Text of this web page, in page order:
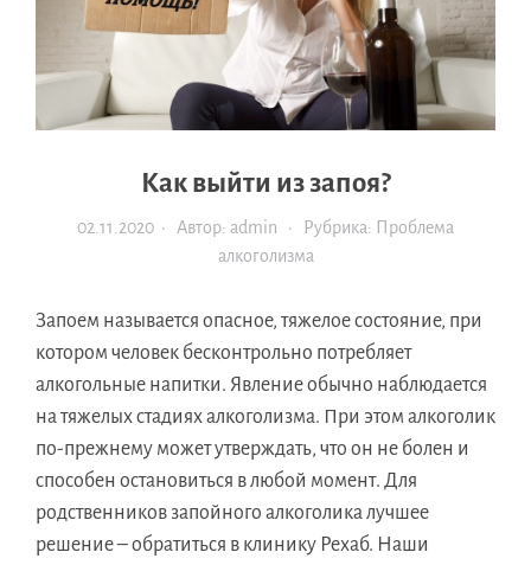
Как выйти из запоя?
02.11.2020 · Автор: admin · Рубрика: Проблема
алкоголизма
Запоем называется опасное, тяжелое состояние, при
котором человек бесконтрольно потребляет
алкогольные напитки. Явление обычно наблюдается
на тяжелых стадиях алкоголизма. При этом алкоголик
по-прежнему может утверждать, что он не болен и
способен остановиться в любой момент. Для
родственников запойного алкоголика лучшее
решение – обратиться в клинику Рехаб. Наши